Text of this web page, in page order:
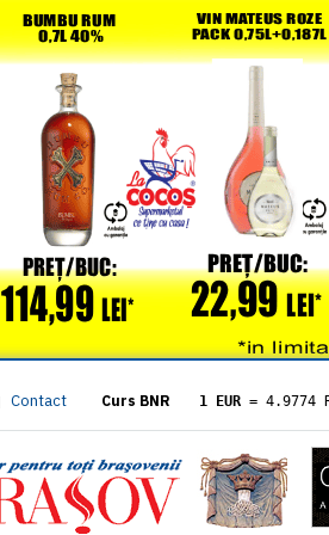
Contact Curs BNR 1 EUR = 4.9774
= 5.8304
1 XAU= 464.4611
1 AED= 1.1933
1 AUD= 2.7957
1 BGN= 2.5449